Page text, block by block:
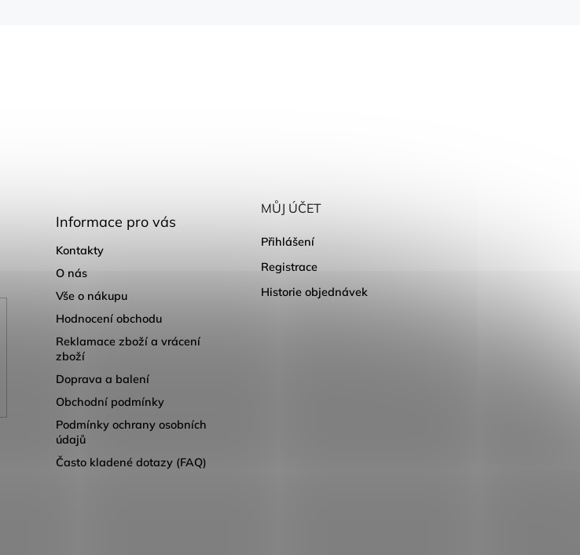
Informace pro vás
Kontakty
O nás
Vše o nákupu
Hodnocení obchodu
Reklamace zboží a vrácení
zboží
Doprava a balení
Obchodní podmínky
Podmínky ochrany osobních
údajů
Často kladené dotazy (FAQ)
MŮJ ÚČET
Přihlášení
Registrace
Historie objednávek